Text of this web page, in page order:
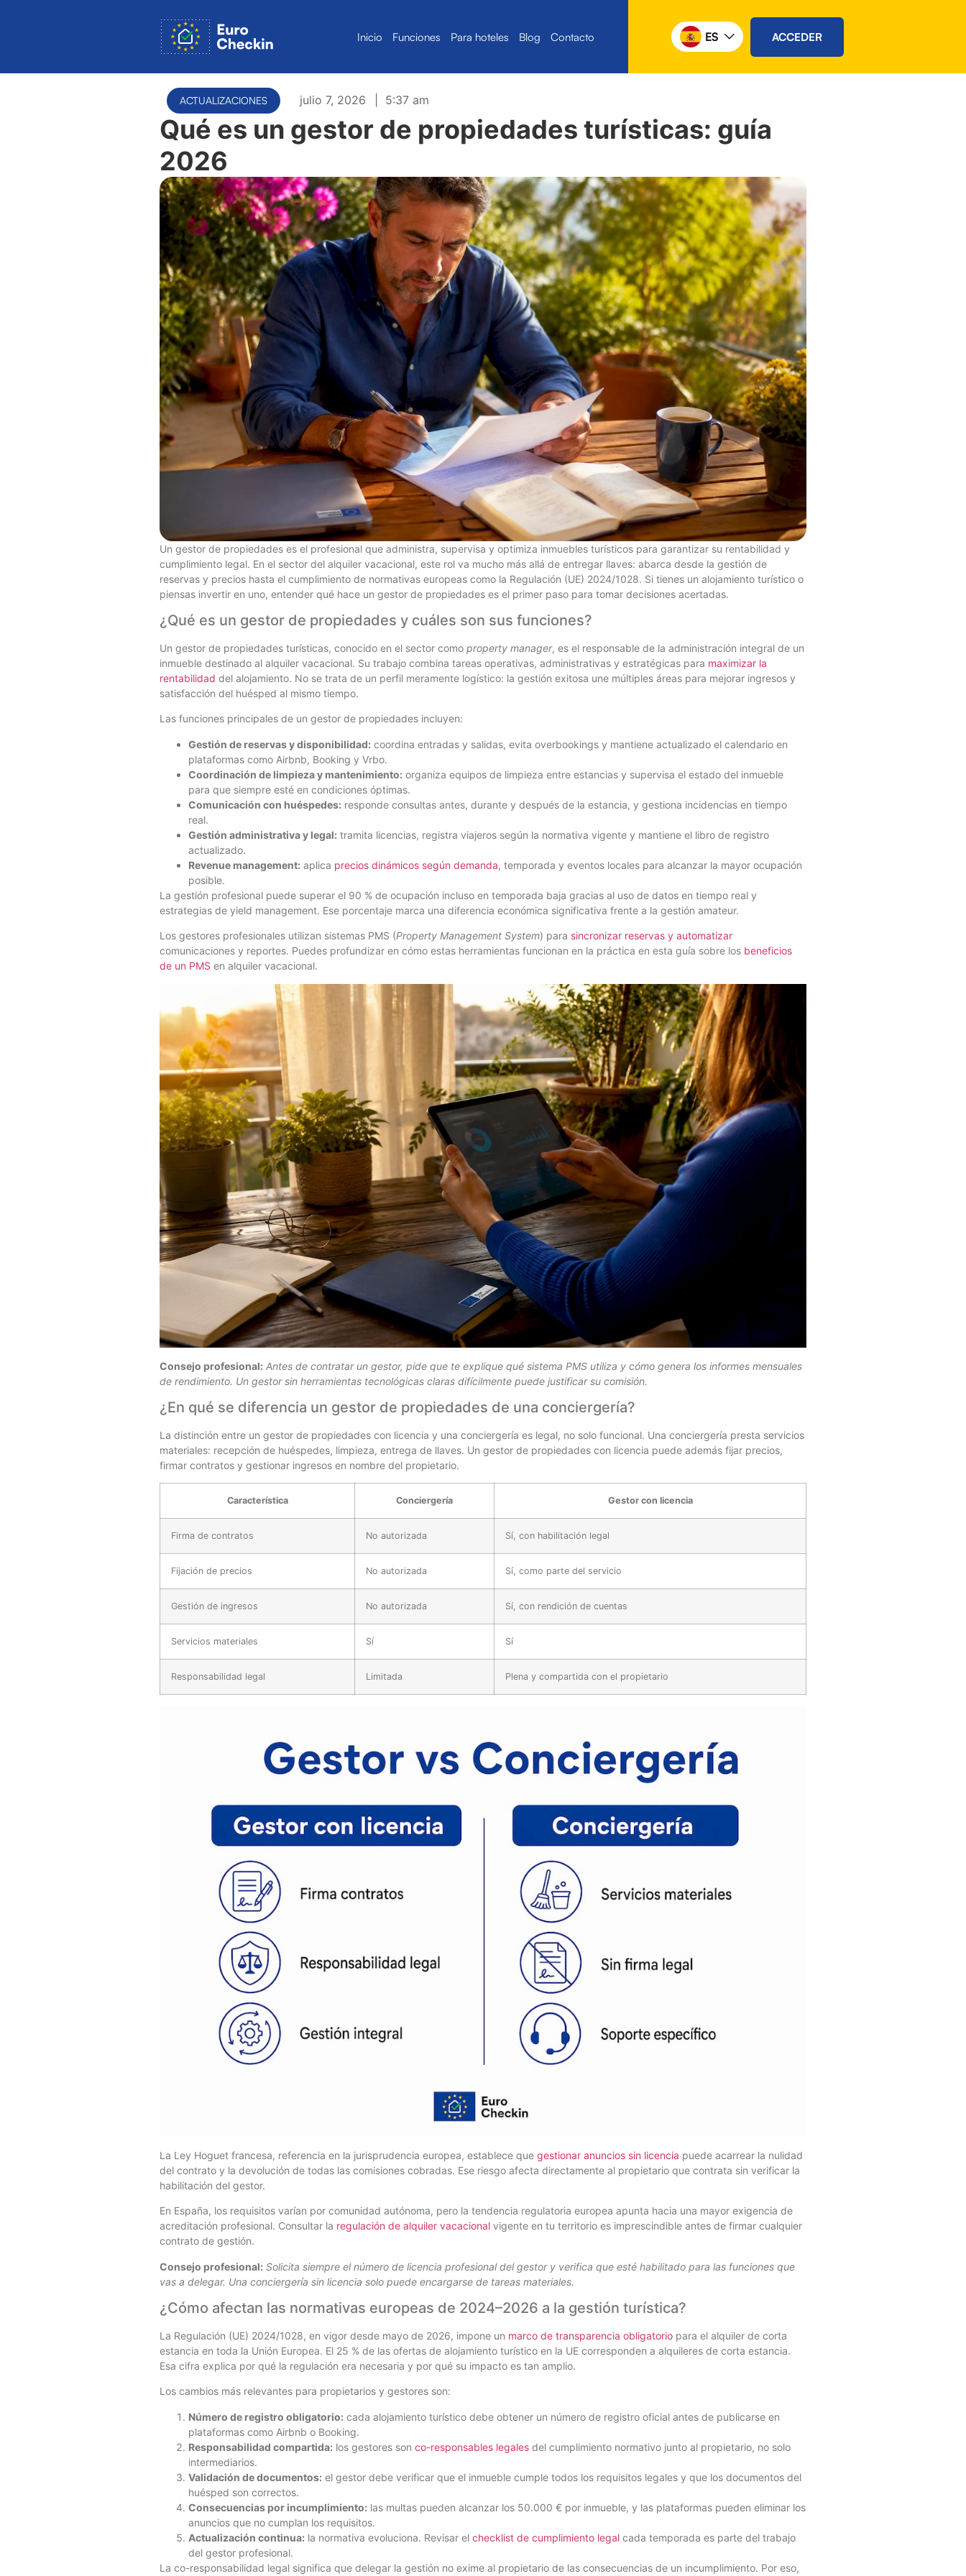
Inicio Funciones Para hoteles Blog Contacto ES ACCEDER
ACTUALIZACIONES julio 7, 2026 5:37 am
Qué es un gestor de propiedades turísticas: guía
2026
Un gestor de propiedades es el profesional que administra, supervisa y optimiza inmuebles turísticos para garantizar su rentabilidad y
cumplimiento legal. En el sector del alquiler vacacional, este rol va mucho más allá de entregar llaves: abarca desde la gestión de
reservas y precios hasta el cumplimiento de normativas europeas como la Regulación (UE) 2024/1028. Si tienes un alojamiento turístico o
piensas invertir en uno, entender qué hace un gestor de propiedades es el primer paso para tomar decisiones acertadas.
¿Qué es un gestor de propiedades y cuáles son sus funciones?
Un gestor de propiedades turísticas, conocido en el sector como property manager, es el responsable de la administración integral de un
inmueble destinado al alquiler vacacional. Su trabajo combina tareas operativas, administrativas y estratégicas para maximizar la
rentabilidad del alojamiento. No se trata de un perfil meramente logístico: la gestión exitosa une múltiples áreas para mejorar ingresos y
satisfacción del huésped al mismo tiempo.
Las funciones principales de un gestor de propiedades incluyen:
Gestión de reservas y disponibilidad: coordina entradas y salidas, evita overbookings y mantiene actualizado el calendario en
plataformas como Airbnb, Booking y Vrbo.
Coordinación de limpieza y mantenimiento: organiza equipos de limpieza entre estancias y supervisa el estado del inmueble
para que siempre esté en condiciones óptimas.
Comunicación con huéspedes: responde consultas antes, durante y después de la estancia, y gestiona incidencias en tiempo
real.
Gestión administrativa y legal: tramita licencias, registra viajeros según la normativa vigente y mantiene el libro de registro
actualizado.
Revenue management: aplica precios dinámicos según demanda, temporada y eventos locales para alcanzar la mayor ocupación
posible.
La gestión profesional puede superar el 90 % de ocupación incluso en temporada baja gracias al uso de datos en tiempo real y
estrategias de yield management. Ese porcentaje marca una diferencia económica significativa frente a la gestión amateur.
Los gestores profesionales utilizan sistemas PMS (Property Management System) para sincronizar reservas y automatizar
comunicaciones y reportes. Puedes profundizar en cómo estas herramientas funcionan en la práctica en esta guía sobre los beneficios
de un PMS en alquiler vacacional.
Consejo profesional: Antes de contratar un gestor, pide que te explique qué sistema PMS utiliza y cómo genera los informes mensuales
de rendimiento. Un gestor sin herramientas tecnológicas claras difícilmente puede justificar su comisión.
¿En qué se diferencia un gestor de propiedades de una conciergería?
La distinción entre un gestor de propiedades con licencia y una conciergería es legal, no solo funcional. Una conciergería presta servicios
materiales: recepción de huéspedes, limpieza, entrega de llaves. Un gestor de propiedades con licencia puede además fijar precios,
firmar contratos y gestionar ingresos en nombre del propietario.
Característica Conciergería Gestor con licencia
Firma de contratos No autorizada Sí, con habilitación legal
Fijación de precios No autorizada Sí, como parte del servicio
Gestión de ingresos No autorizada Sí, con rendición de cuentas
Servicios materiales Sí Sí
Responsabilidad legal Limitada Plena y compartida con el propietario
La Ley Hoguet francesa, referencia en la jurisprudencia europea, establece que gestionar anuncios sin licencia puede acarrear la nulidad
del contrato y la devolución de todas las comisiones cobradas. Ese riesgo afecta directamente al propietario que contrata sin verificar la
habilitación del gestor.
En España, los requisitos varían por comunidad autónoma, pero la tendencia regulatoria europea apunta hacia una mayor exigencia de
acreditación profesional. Consultar la regulación de alquiler vacacional vigente en tu territorio es imprescindible antes de firmar cualquier
contrato de gestión.
Consejo profesional: Solicita siempre el número de licencia profesional del gestor y verifica que esté habilitado para las funciones que
vas a delegar. Una conciergería sin licencia solo puede encargarse de tareas materiales.
¿Cómo afectan las normativas europeas de 2024–2026 a la gestión turística?
La Regulación (UE) 2024/1028, en vigor desde mayo de 2026, impone un marco de transparencia obligatorio para el alquiler de corta
estancia en toda la Unión Europea. El 25 % de las ofertas de alojamiento turístico en la UE corresponden a alquileres de corta estancia.
Esa cifra explica por qué la regulación era necesaria y por qué su impacto es tan amplio.
Los cambios más relevantes para propietarios y gestores son:
Número de registro obligatorio: cada alojamiento turístico debe obtener un número de registro oficial antes de publicarse en
plataformas como Airbnb o Booking.
Responsabilidad compartida: los gestores son co-responsables legales del cumplimiento normativo junto al propietario, no solo
intermediarios.
Validación de documentos: el gestor debe verificar que el inmueble cumple todos los requisitos legales y que los documentos del
huésped son correctos.
Consecuencias por incumplimiento: las multas pueden alcanzar los 50.000 € por inmueble, y las plataformas pueden eliminar los
anuncios que no cumplan los requisitos.
Actualización continua: la normativa evoluciona. Revisar el checklist de cumplimiento legal cada temporada es parte del trabajo
del gestor profesional.
La co-responsabilidad legal significa que delegar la gestión no exime al propietario de las consecuencias de un incumplimiento. Por eso,